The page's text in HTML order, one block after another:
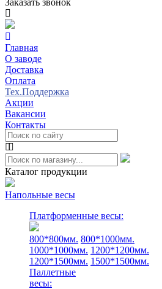
Заказать звонок
Главная
О заводе
Доставка
Оплата
Тех.Поддержка
Акции
Вакансии
Контакты
Каталог продукции
Напольные весы
Платформенные весы:
800*800мм. 800*1000мм.
1000*1000мм. 1200*1200мм.
1200*1500мм. 1500*1500мм.
Паллетные
весы: